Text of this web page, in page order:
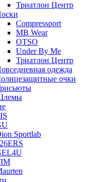
Триатлон Центр
Compressport
MB Wear
OTSO
Under By Me
Триатлон Центр
одежда
очки
Sportlab